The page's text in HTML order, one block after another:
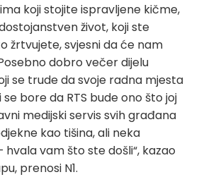
koji stojite ispravljene kičme,
život, koji ste
žrtvujete, svjesni da će nam
dobro večer dijelu
se trude da svoje radna mjesta
bore da RTS bude ono što joj
medijski servis svih građana
kao tišina, ali neka
hvala vam što ste došli“, kazao
prenosi N1.